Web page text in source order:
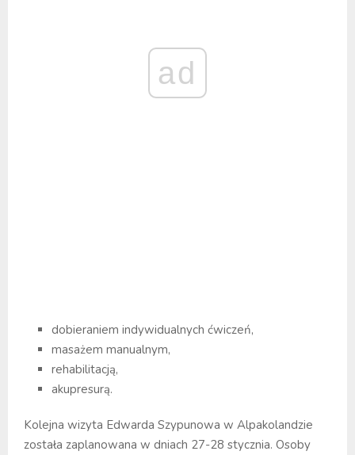
ad
dobieraniem indywidualnych ćwiczeń,
masażem manualnym,
rehabilitacją,
akupresurą.
Kolejna wizyta Edwarda Szypunowa w Alpakolandzie
została zaplanowana w dniach 27-28 stycznia. Osoby